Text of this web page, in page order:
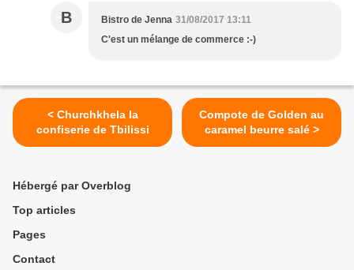
B Bistro de Jenna 31/08/2017 13:11
C'est un mélange de commerce :-)
< Churchkhela la
confiserie de Tbilissi
Compote de Golden au
caramel beurre salé >
Hébergé par Overblog
Top articles
Pages
Contact